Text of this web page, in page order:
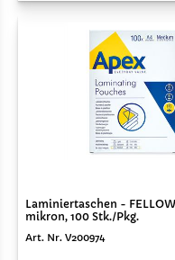
Laminiertaschen -
mikron, 100 Stk./Pkg.
Art. Nr. V200974